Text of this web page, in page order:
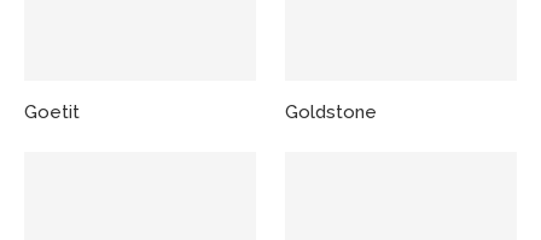
Goetit Goldstone